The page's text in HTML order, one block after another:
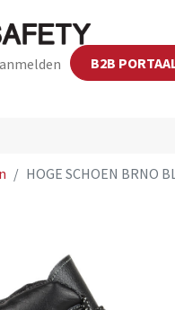
B2B
HOGE SCHOEN BRNO